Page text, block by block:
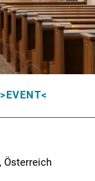
EVENT
Österreich